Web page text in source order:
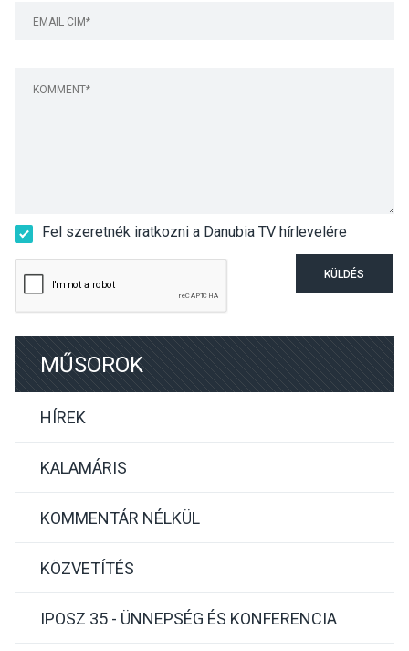
Fel szeretnék iratkozni a Danubia TV hírlevelére
KÜLDÉS
MŰSOROK
HÍREK
KALAMÁRIS
KOMMENTÁR NÉLKÜL
KÖZVETÍTÉS
IPOSZ 35 - ÜNNEPSÉG ÉS KONFERENCIA